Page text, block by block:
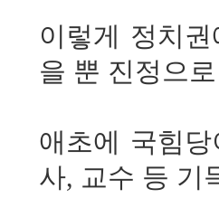
이렇게 정치
을 뿐 진정으
애초에 국힘
사, 교수 등 기